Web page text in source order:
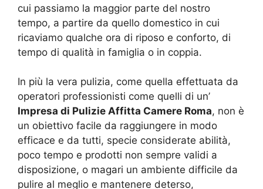
cui passiamo la maggior parte del nostro
tempo, a partire da quello domestico in cui
ricaviamo qualche ora di riposo e conforto, di
tempo di qualità in famiglia o in coppia.
In più la vera pulizia, come quella effettuata da
operatori professionisti come quelli di un’
Impresa di Pulizie Affitta Camere Roma, non è
un obiettivo facile da raggiungere in modo
efficace e da tutti, specie considerate abilità,
poco tempo e prodotti non sempre validi a
disposizione, o magari un ambiente difficile da
pulire al meglio e mantenere deterso,